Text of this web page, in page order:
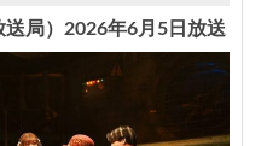
送局）2026年6月5日放送